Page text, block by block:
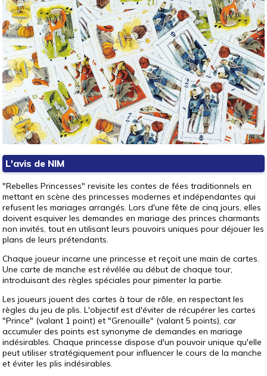
L'avis de NIM
"Rebelles Princesses" revisite les contes de fées traditionnels en
mettant en scène des princesses modernes et indépendantes qui
refusent les mariages arrangés. Lors d'une fête de cinq jours, elles
doivent esquiver les demandes en mariage des princes charmants
non invités, tout en utilisant leurs pouvoirs uniques pour déjouer les
plans de leurs prétendants.
Chaque joueur incarne une princesse et reçoit une main de cartes.
Une carte de manche est révélée au début de chaque tour,
introduisant des règles spéciales pour pimenter la partie.
Les joueurs jouent des cartes à tour de rôle, en respectant les
règles du jeu de plis. L'objectif est d'éviter de récupérer les cartes
"Prince" (valant 1 point) et "Grenouille" (valant 5 points), car
accumuler des points est synonyme de demandes en mariage
indésirables. Chaque princesse dispose d'un pouvoir unique qu'elle
peut utiliser stratégiquement pour influencer le cours de la manche
et éviter les plis indésirables.